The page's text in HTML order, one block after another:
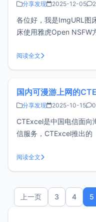
分享发现 2025-12-05
各位好，我是ImgURL图
床使用雅虎Open NSFW
Open NSFW项目已经有
好在重构ImgURL，因此
阅读全文
分享发现 2025-10-15
CTExcel是中国电信面向
信服务，CTExcel推出的
游、国内魔法上网等场景
资费、开通和使用注意
阅读全文
上一页 3 4 5